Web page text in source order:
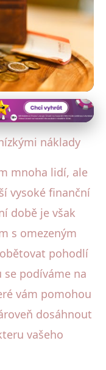
náklady
mnoha lidí, ale
vysoké finanční
době je však
s omezeným
pohodlí
podíváme na
vám pomohou
dosáhnout
vašeho